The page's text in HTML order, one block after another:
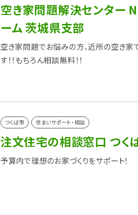
空き家問題解決センター
ーム 茨城県支部
空き家問題でお悩みの方、近所の空き家
す！！もちろん相談無料！！
つくば市 住まいサポート・相談
注文住宅の相談窓口 つく
予算内で理想のお家づくりをサポート！